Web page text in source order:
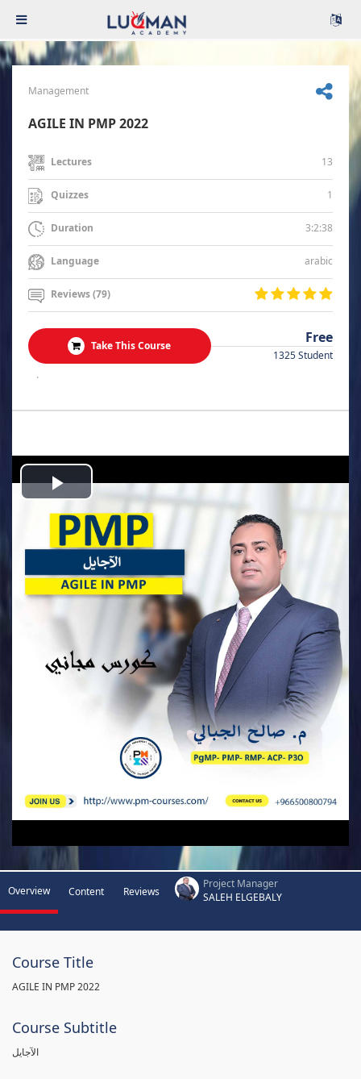
Management
AGILE IN PMP 2022
Lectures 13
Quizzes 1
Duration 3:2:38
Language arabic
Reviews (79)
Take This Course Free
1325 Student
.
Play
Video
Overview Content Reviews
Project Manager
SALEH ELGEBALY
Course Title
AGILE IN PMP 2022
Course Subtitle
الآجايل